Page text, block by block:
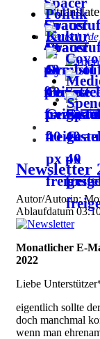
Politik
Kultur
Deutsch
Newsletter
Autor/Autorin:
Ablaufdatum
Monatlicher E-
2022
Liebe
eigentlich sollte
doch manchmal
wenn man